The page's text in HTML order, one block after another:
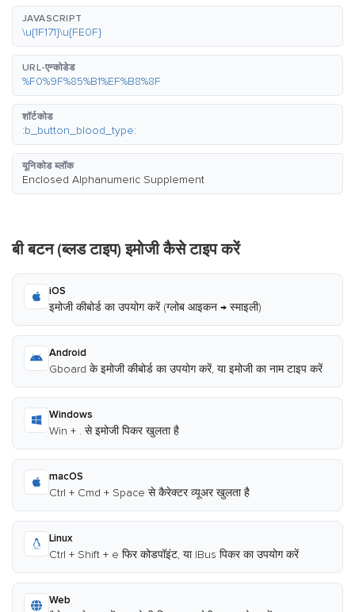
JAVASCRIPT
\u{1F171}\u{FE0F}
URL-एन्कोडेड
%F0%9F%85%B1%EF%B8%8F
शॉर्टकोड
:b_button_blood_type:
यूनिकोड ब्लॉक
Enclosed Alphanumeric Supplement
बी बटन (ब्लड टाइप) इमोजी कैसे टाइप करें
iOS
इमोजी कीबोर्ड का उपयोग करें (ग्लोब आइकन → स्माइली)
Android
Gboard के इमोजी कीबोर्ड का उपयोग करें, या इमोजी का नाम टाइप करें
Windows
Win + . से इमोजी पिकर खुलता है
macOS
Ctrl + Cmd + Space से कैरेक्टर व्यूअर खुलता है
Linux
Ctrl + Shift + e फिर कोडपॉइंट, या IBus पिकर का उपयोग करें
Web